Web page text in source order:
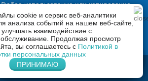
использование или копирование
лишь с разрешения
со ссылкой на источник:
в Пересвете
cookie и сервис веб-аналитики
анализа событий на нашем веб-сайте,
взаимодействие с
Продолжая просмотр
вы соглашаетесь с Политикой в
персональных данных
ПРИНИМАЮ
Напишите нам в Whatsapp